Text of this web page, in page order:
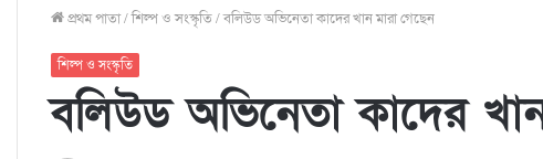
প্রথম পাতা/শিল্প ও সংস্কৃতি/বলিউড অভিনেতা কাদের খান মারা গেছেন
শিল্প ও সংস্কৃতি
বলিউড অভিনেতা কাদের